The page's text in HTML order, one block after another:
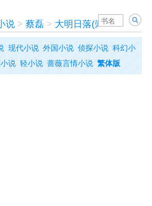
说 > 蔡磊 > 大明日落(崇祯王朝的
现代小说 外国小说 侦探小说 科幻小
说 轻小说 蔷薇言情小说 繁体版